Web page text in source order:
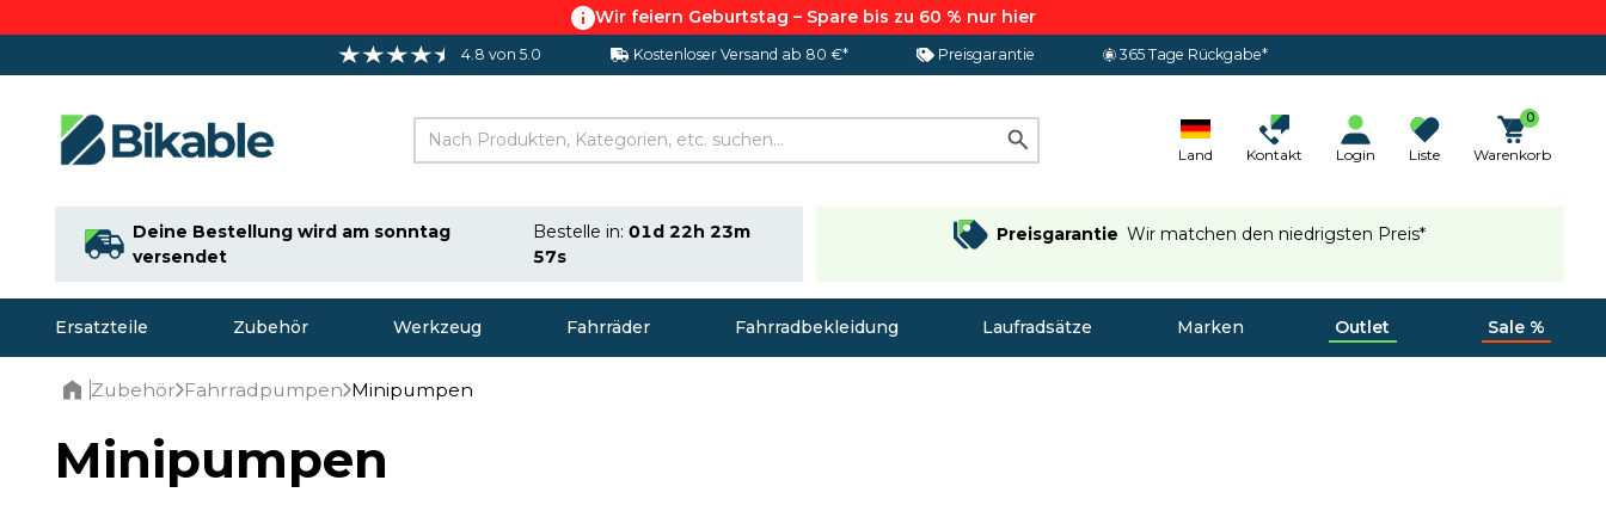
Wir feiern Geburtstag – Spare bis zu 60 % nur hier
4.8 von 5.0 Kostenloser Versand ab 80 €* Preisgarantie 365 Tage Rückgabe*
Land Kontakt Login Liste
0
Warenkorb
Deine Bestellung wird am sonntag
versendet
Bestelle in: 01d 22h 23m
56s
Preisgarantie Wir matchen den niedrigsten Preis*
Ersatzteile Zubehör Werkzeug Fahrräder Fahrradbekleidung Laufradsätze Marken Outlet Sale %
Zubehör Fahrradpumpen Minipumpen
Minipumpen